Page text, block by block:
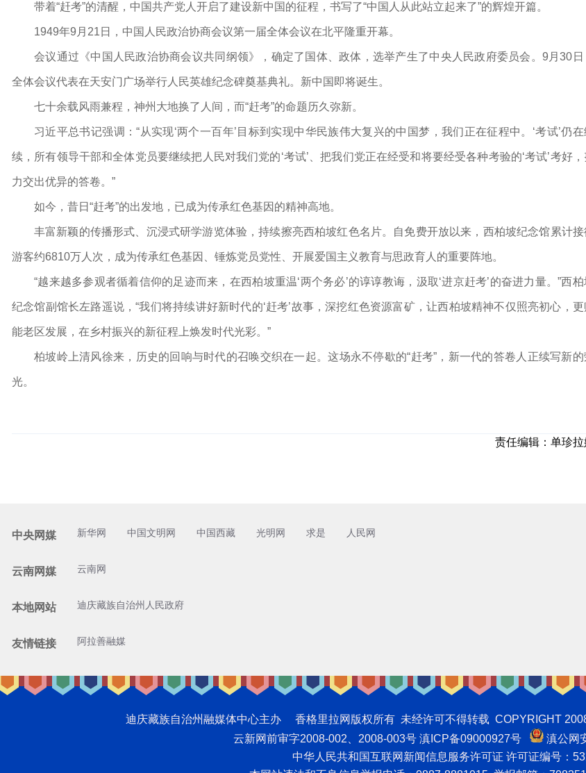
带着“赶考”的清醒，中国共产党人开启了建设新中国的征程，书写了“中国人从此站立起来了”的辉煌开篇。
1949年9月21日，中国人民政治协商会议第一届全体会议在北平隆重开幕。
会议通过《中国人民政治协商会议共同纲领》，确定了国体、政体，选举产生了中央人民政府委员会。9月30日
全体会议代表在天安门广场举行人民英雄纪念碑奠基典礼。新中国即将诞生。
七十余载风雨兼程，神州大地换了人间，而“赶考”的命题历久弥新。
习近平总书记强调：“从实现‘两个一百年’目标到实现中华民族伟大复兴的中国梦，我们正在征程中。‘考试’仍在
续，所有领导干部和全体党员要继续把人民对我们党的‘考试’、把我们党正在经受和将要经受各种考验的‘考试’考好，
力交出优异的答卷。”
如今，昔日“赶考”的出发地，已成为传承红色基因的精神高地。
丰富新颖的传播形式、沉浸式研学游览体验，持续擦亮西柏坡红色名片。自免费开放以来，西柏坡纪念馆累计接
游客约6810万人次，成为传承红色基因、锤炼党员党性、开展爱国主义教育与思政育人的重要阵地。
“越来越多参观者循着信仰的足迹而来，在西柏坡重温‘两个务必’的谆谆教诲，汲取‘进京赶考’的奋进力量。”西柏
纪念馆副馆长左路遥说，“我们将持续讲好新时代的‘赶考’故事，深挖红色资源富矿，让西柏坡精神不仅照亮初心，更
能老区发展，在乡村振兴的新征程上焕发时代光彩。”
柏坡岭上清风徐来，历史的回响与时代的召唤交织在一起。这场永不停歇的“赶考”，新一代的答卷人正续写新的
光。
责任编辑： 单珍拉
中央网媒 新华网 中国文明网 中国西藏 光明网 求是 人民网
云南网媒 云南网
本地网站 迪庆藏族自治州人民政府
友情链接 阿拉善融媒
迪庆藏族自治州融媒体中心主办 香格里拉网版权所有 未经许可不得转载 COPYRIGHT
云新网前审字2008-002、2008-003号 滇ICP备09000927号
滇公网
中华人民共和国互联网新闻信息服务许可证 许可证编号：